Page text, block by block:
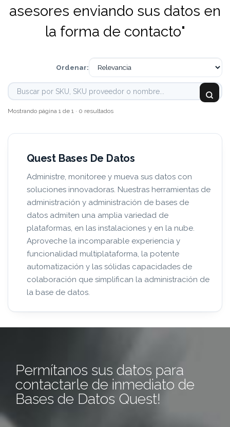
asesores enviando sus datos en
la forma de contacto"
Ordenar:
Mostrando página 1 de 1 · 0 resultados
Quest Bases De Datos
Administre, monitoree y mueva sus datos con
soluciones innovadoras. Nuestras herramientas de
administración y administración de bases de
datos admiten una amplia variedad de
plataformas, en las instalaciones y en la nube.
Aproveche la incomparable experiencia y
funcionalidad multiplataforma, la potente
automatización y las sólidas capacidades de
colaboración que simplifican la administración de
la base de datos.
Permítanos sus datos para
contactarle de inmediato de
Bases de Datos Quest!